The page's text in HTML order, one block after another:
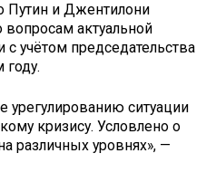
Путин и Джентилони
актуальной
учётом председательства
урегулированию ситуации
кризису. Условлено о
различных уровнях», —